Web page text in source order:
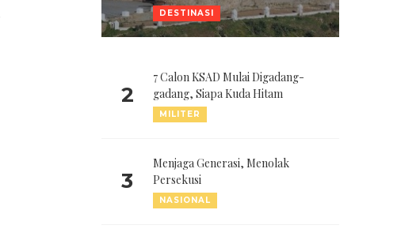
DESTINASI
2
7 Calon KSAD Mulai Digadang-
gadang, Siapa Kuda Hitam
MILITER
3
Menjaga Generasi, Menolak
Persekusi
NASIONAL